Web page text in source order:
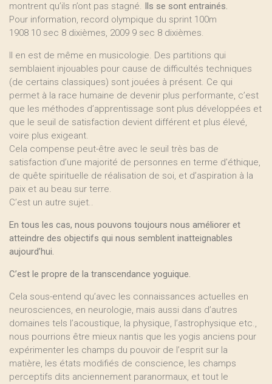
montrent qu’ils n’ont pas stagné. Ils se sont entrainés.
Pour information, record olympique du sprint 100m
1908 10 sec 8 dixièmes, 2009 9 sec 8 dixièmes.
Il en est de même en musicologie. Des partitions qui
semblaient injouables pour cause de difficultés techniques
(de certains classiques) sont jouées à présent. Ce qui
permet à la race humaine de devenir plus performante, c’est
que les méthodes d’apprentissage sont plus développées et
que le seuil de satisfaction devient différent et plus élevé,
voire plus exigeant.
Cela compense peut-être avec le seuil très bas de
satisfaction d’une majorité de personnes en terme d’éthique,
de quête spirituelle de réalisation de soi, et d’aspiration à la
paix et au beau sur terre.
C’est un autre sujet..
En tous les cas, nous pouvons toujours nous améliorer et
atteindre des objectifs qui nous semblent inatteignables
aujourd’hui.
C’est le propre de la transcendance yoguique.
Cela sous-entend qu’avec les connaissances actuelles en
neurosciences, en neurologie, mais aussi dans d’autres
domaines tels l’acoustique, la physique, l’astrophysique etc.,
nous pourrions être mieux nantis que les yogis anciens pour
expérimenter les champs du pouvoir de l’esprit sur la
matière, les états modifiés de conscience, les champs
perceptifs dits anciennement paranormaux, et tout le